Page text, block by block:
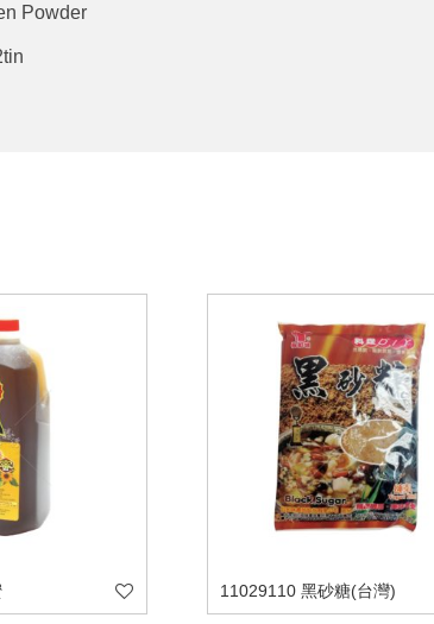
Powder
11029110 黑砂糖(台灣)